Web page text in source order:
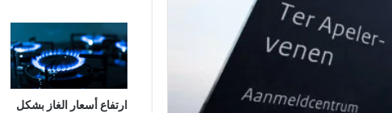
ارتفاع أسعار الغاز بشكل